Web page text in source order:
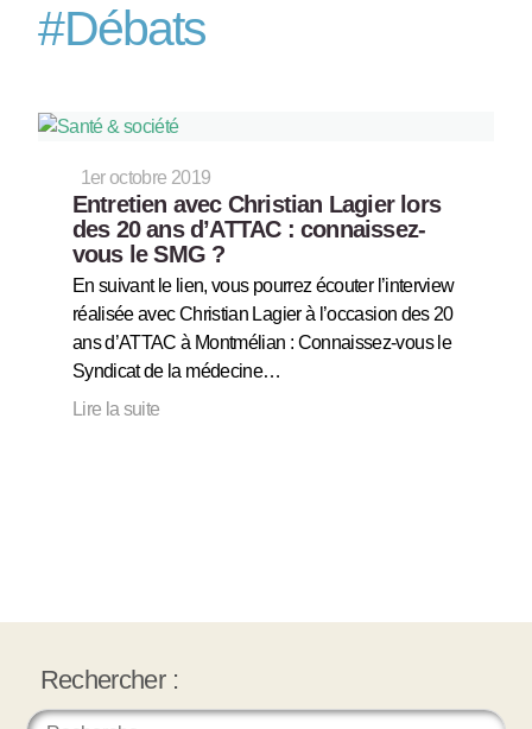
#Débats
1er octobre 2019
Entretien avec Christian Lagier lors
des 20 ans d’ATTAC : connaissez-
vous le SMG ?
En suivant le lien, vous pourrez écouter l’interview
réalisée avec Christian Lagier à l’occasion des 20
ans d’ATTAC à Montmélian : Connaissez-vous le
Syndicat de la médecine…
Lire la suite
Rechercher :